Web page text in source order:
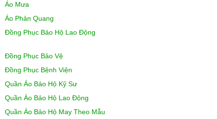
Áo Mưa
Áo Phản Quang
Đồng Phục Bảo Hộ Lao Động
Đồng Phục Bảo Vệ
Đồng Phục Bệnh Viện
Quần Áo Bảo Hộ Kỹ Sư
Quần Áo Bảo Hộ Lao Động
Quần Áo Bảo Hộ May Theo Mẫu